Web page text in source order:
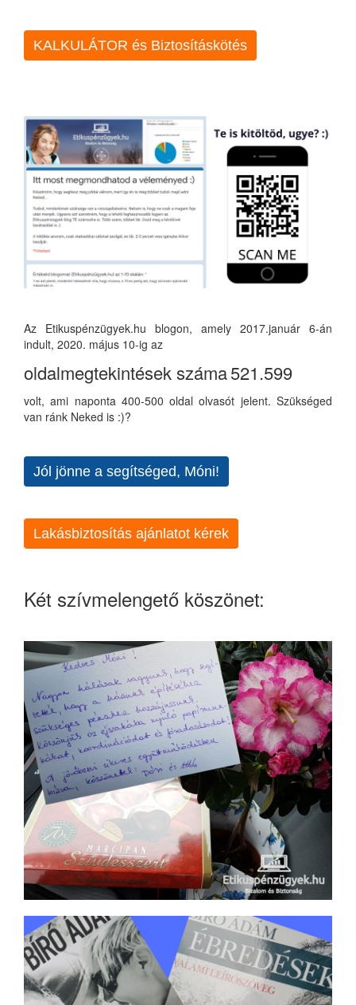
KALKULÁTOR és Biztosításkötés
Az Etikuspénzügyek.hu blogon, amely 2017.január 6-án
indult, 2020. május 10-ig az
oldalmegtekintések száma521.599
volt, ami naponta 400-500 oldal olvasót jelent. Szükséged
van ránk Neked is :)?
Jól jönne a segítséged, Móni!
Lakásbiztosítás ajánlatot kérek
Két szívmelengető köszönet: